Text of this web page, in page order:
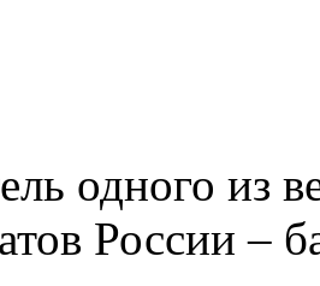
одного из
России –